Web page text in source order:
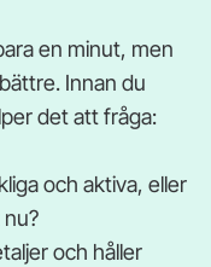
en minut, men
Innan du
det att fråga:
och aktiva, eller
och håller